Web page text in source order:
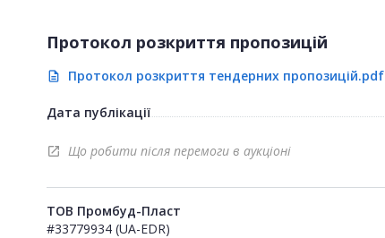
Протокол розкриття пропозицій
description Протокол розкриття тендерних пропозицій.pdf
Дата публікації
open_in_new Що робити після перемоги в аукціоні
ТОВ Промбуд-Пласт
#33779934 (UA-EDR)